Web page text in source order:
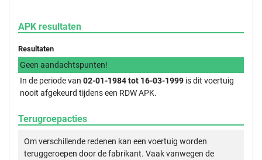
APK resultaten
Resultaten
Geen aandachtspunten!
In de periode van 02-01-1984 tot 16-03-1999 is dit voertuig
nooit afgekeurd tijdens een RDW APK.
Terugroepacties
Om verschillende redenen kan een voertuig worden
teruggeroepen door de fabrikant. Vaak vanwegen de